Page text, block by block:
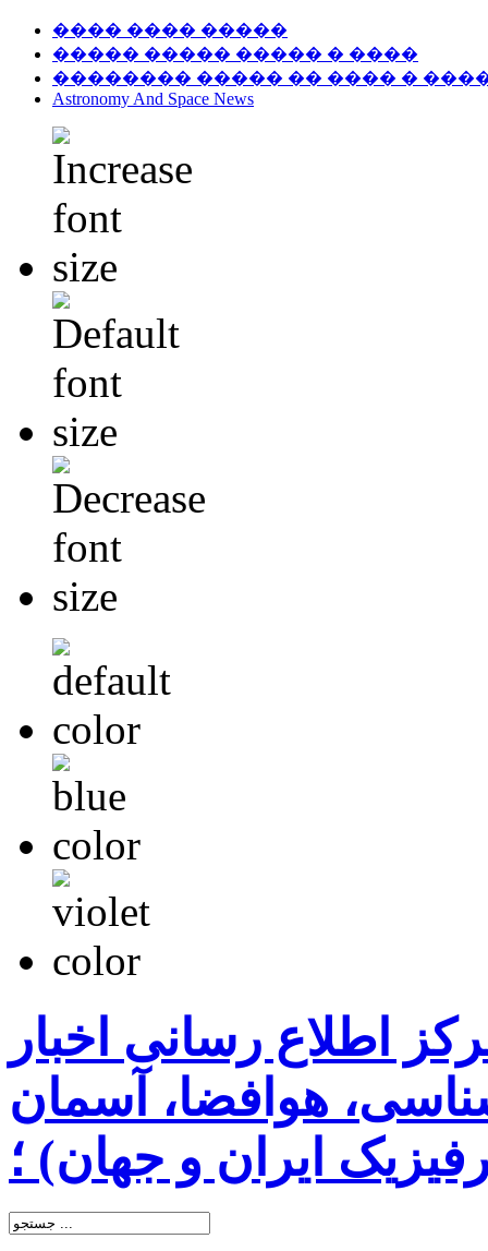
���� ���� �����
����� ����� ����� � ����
�������� ����� �� ���� �
Astronomy And Space News
اطلاع رسانی اخبار
هوافضا، آسمان
ایران و جهان) ؛